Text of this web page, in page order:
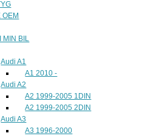
OEM
MIN BIL
Audi A1
A1 2010 -
Audi A2
A2 1999-2005 1DIN
A2 1999-2005 2DIN
Audi A3
A3 1996-2000